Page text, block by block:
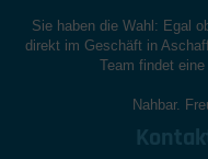
Sie haben die Wahl: Egal
direkt im Geschäft in
Team findet
Nahbar.